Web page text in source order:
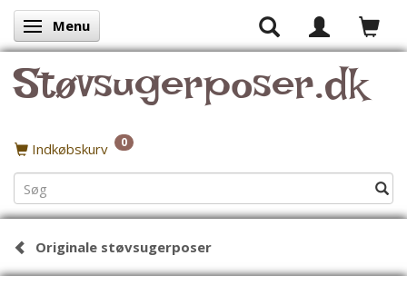
Skifte navigation
Menu
Støvsugerposer.dk
Indkøbskurv 0
Originale støvsugerposer